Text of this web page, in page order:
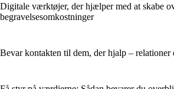
Digitale værktøjer, der hjælper med at skabe
begravelsesomkostninger
Bevar kontakten til dem, der hjalp – relationer